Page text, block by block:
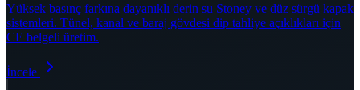
Yüksek basınç farkına dayanıklı derin su Stoney ve düz sürgü kapak
sistemleri. Tünel, kanal ve baraj gövdesi dip tahliye açıklıkları için
CE belgeli üretim.
İncele